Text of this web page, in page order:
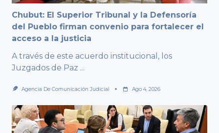
Chubut: El Superior Tribunal y la Defensoría
del Pueblo firman convenio para fortalecer el
acceso a la justicia
A través de este acuerdo institucional, los
Juzgados de Paz ...
Agencia De Comunicación Judicial Ago 4, 2026